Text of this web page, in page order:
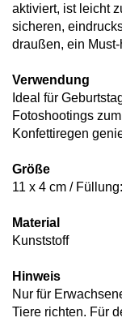
aktiviert, ist leicht
sicheren,
draußen, ein
Verwendung
Ideal für
Fotoshootings
Konfettiregen
Größe
11 x 4 cm /
Material
Kunststoff
Hinweis
Nur für
Tiere richten. Für